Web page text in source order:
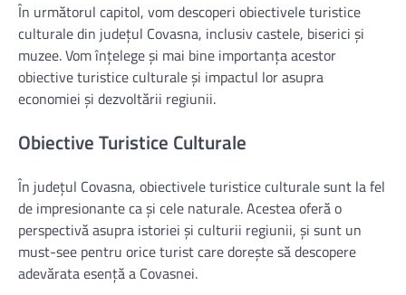
În următorul capitol, vom descoperi obiectivele turistice
culturale din județul Covasna, inclusiv castele, biserici și
muzee. Vom înțelege și mai bine importanța acestor
obiective turistice culturale și impactul lor asupra
economiei și dezvoltării regiunii.
Obiective Turistice Culturale
În județul Covasna, obiectivele turistice culturale sunt la fel
de impresionante ca și cele naturale. Acestea oferă o
perspectivă asupra istoriei și culturii regiunii, și sunt un
must-see pentru orice turist care dorește să descopere
adevărata esență a Covasnei.